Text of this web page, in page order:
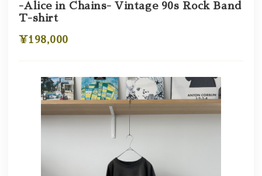
-Alice in Chains- Vintage 90s Rock Band
T-shirt
¥198,000